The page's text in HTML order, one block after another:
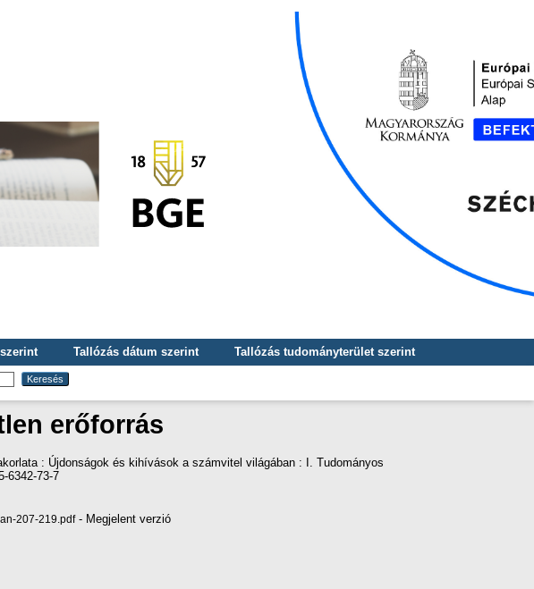
Tallózás dátum szerint
Tallózás tudományterület szerint
erőforrás
: Újdonságok és kihívások a számvitel világában : I. Tudományos
6342-73-7
207-219.pdf- Megjelent verzió